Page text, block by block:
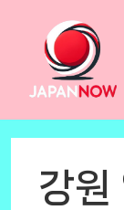
content
강원